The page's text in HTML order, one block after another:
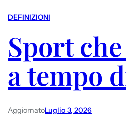
DEFINIZIONI
Sport
a tempo
AggiornatoLuglio 3, 2026